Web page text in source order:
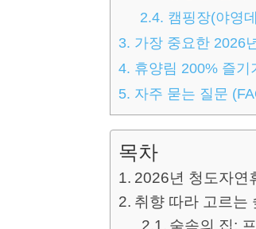
2.4. 캠핑장(야영
3. 가장 중요한 2026
4. 휴양림 200% 즐기
5. 자주 묻는 질문
목차
2026년 청도자연
취향 따라 고르는